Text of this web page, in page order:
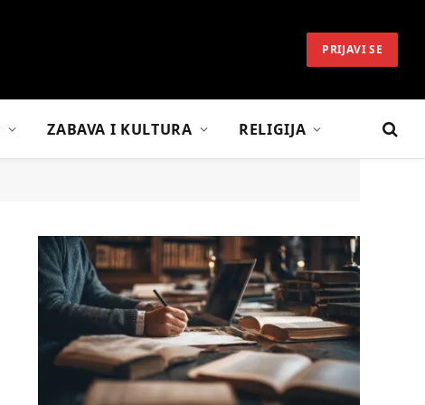
PRIJAVI SE
ZABAVA I KULTURA RELIGIJA